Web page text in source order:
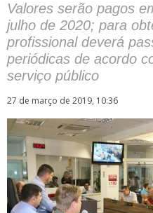
Valores serão pagos
julho de 2020; para
profissional deverá
periódicas de acordo
serviço público
27 de março de 2019, 10:36